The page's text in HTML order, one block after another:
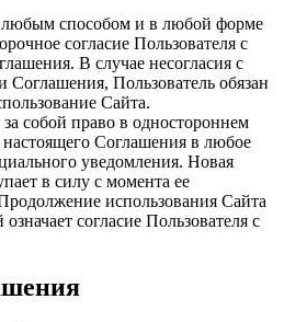
любым способом и в любой форме
согласие Пользователя с
В случае несогласия с
Пользователь обязан
Сайта.
собой право в одностороннем
настоящего Соглашения в любое
уведомления. Новая
в силу с момента ее
использования Сайта
согласие Пользователя с